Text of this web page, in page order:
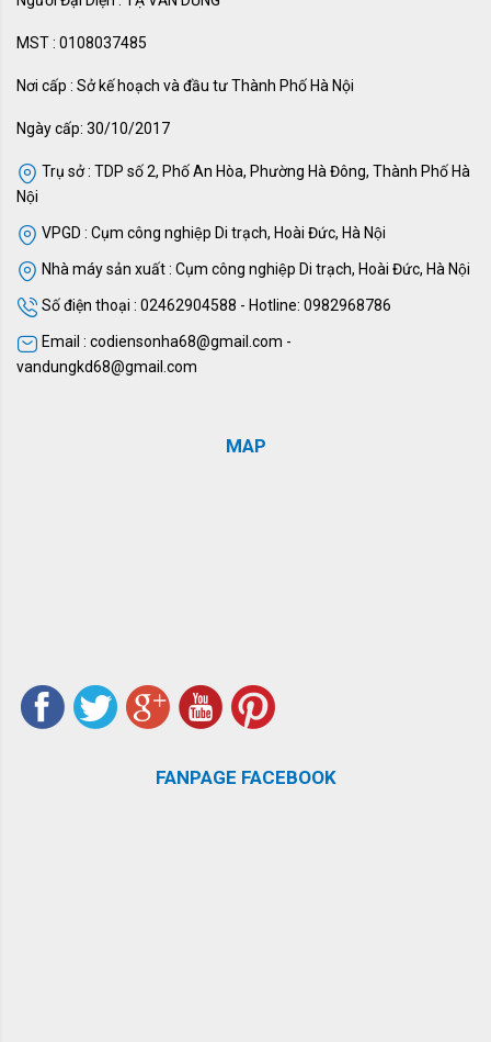
MST : 0108037485
Nơi cấp : Sở kế hoạch và đầu tư Thành Phố Hà Nội
Ngày cấp: 30/10/2017
Trụ sở : TDP số 2, Phố An Hòa, Phường Hà Đông, Thành Phố Hà
Nội
VPGD : Cụm công nghiệp Di trạch, Hoài Đức, Hà Nội
Nhà máy sản xuất : Cụm công nghiệp Di trạch, Hoài Đức, Hà Nội
Số điện thoại : 02462904588 - Hotline: 0982968786
Email : codiensonha68@gmail.com -
vandungkd68@gmail.com
MAP
FANPAGE FACEBOOK